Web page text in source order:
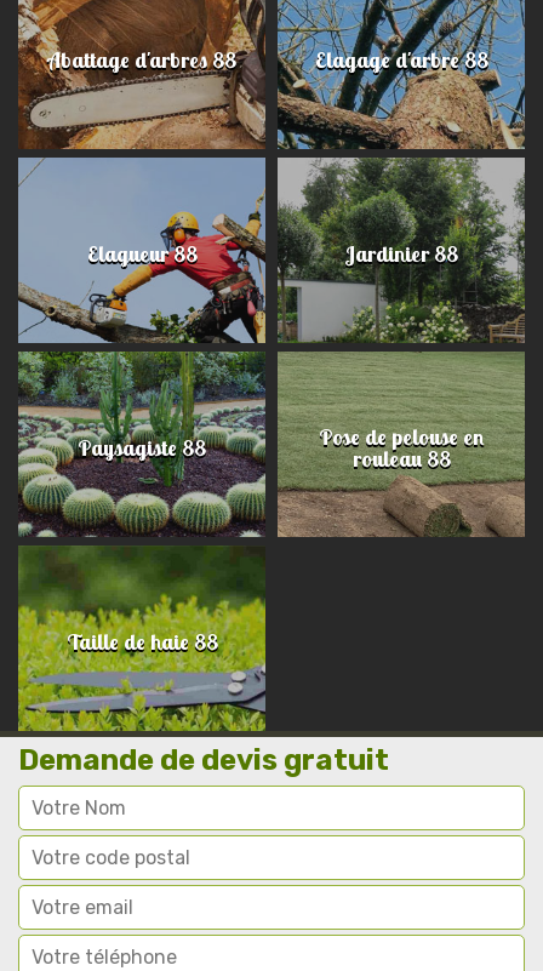
Abattage d'arbres 88 Elagage d'arbre 88
Elagueur 88 Jardinier 88
Paysagiste 88 Pose de pelouse en
rouleau 88
Taille de haie 88
Demande de devis gratuit